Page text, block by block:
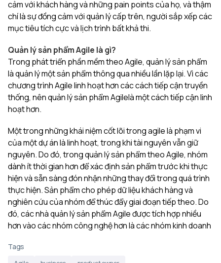
cảm với khách hàng và những pain points của họ, và thậm
chí là sự đồng cảm với quản lý cấp trên, người sắp xếp các
mục tiêu tích cực và lịch trình bất khả thi.
Quản lý sản phẩm Agile là gì?
Trong phát triển phần mềm theo Agile, quản lý sản phẩm
là quản lý một sản phẩm thông qua nhiều lần lặp lại. Vì các
chương trình Agile linh hoạt hơn các cách tiếp cận truyền
thống, nên quản lý sản phẩm Agilelà một cách tiếp cận linh
hoạt hơn.
Một trong những khái niệm cốt lõi trong agile là phạm vi
của một dự án là linh hoạt, trong khi tài nguyên vẫn giữ
nguyên. Do đó, trong quản lý sản phẩm theo Agile, nhóm
dành ít thời gian hơn để xác định sản phẩm trước khi thực
hiện và sẵn sàng đón nhận những thay đổi trong quá trình
thực hiện. Sản phẩm cho phép dữ liệu khách hàng và
nghiên cứu của nhóm để thúc đẩy giai đoạn tiếp theo. Do
đó, các nhà quản lý sản phẩm Agile được tích hợp nhiều
hơn vào các nhóm công nghệ hơn là các nhóm kinh doanh
Tags